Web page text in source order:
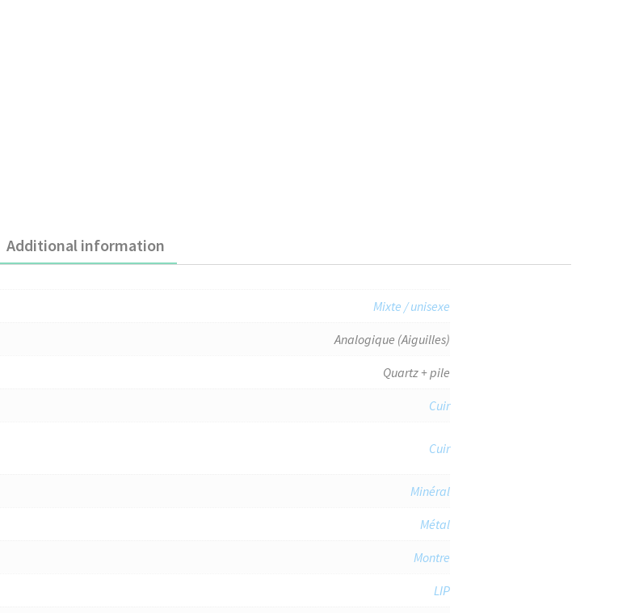
Additional information
Mixte / unisexe
Analogique (Aiguilles)
Quartz + pile
Cuir
Cuir
Minéral
Métal
Montre
LIP